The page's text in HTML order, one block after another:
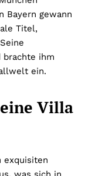
Bayern gewann
Titel,
brachte ihm
ein.
Villa
exquisiten